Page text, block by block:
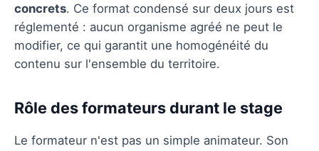
concrets. Ce format condensé sur deux jours est
réglementé : aucun organisme agréé ne peut le
modifier, ce qui garantit une homogénéité du
contenu sur l'ensemble du territoire.
Rôle des formateurs durant le stage
Le formateur n'est pas un simple animateur. Son